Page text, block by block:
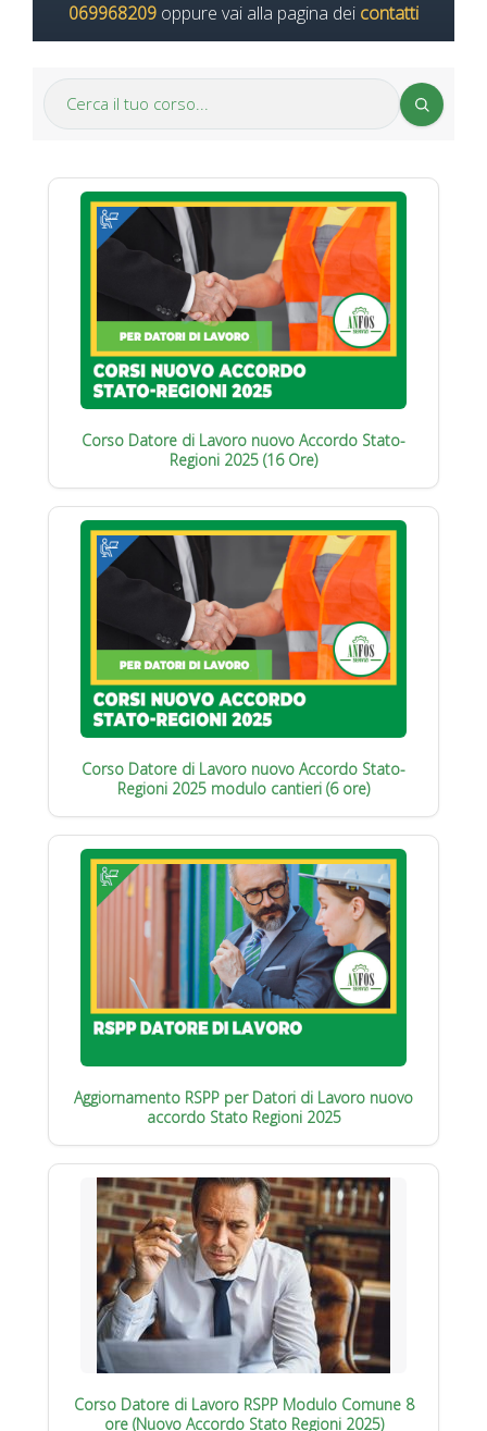
069968209 oppure vai alla pagina dei contatti
Corso Datore di Lavoro nuovo Accordo Stato-
Regioni 2025 (16 Ore)
Corso Datore di Lavoro nuovo Accordo Stato-
Regioni 2025 modulo cantieri (6 ore)
Aggiornamento RSPP per Datori di Lavoro nuovo
accordo Stato Regioni 2025
Corso Datore di Lavoro RSPP Modulo Comune 8
ore (Nuovo Accordo Stato Regioni 2025)